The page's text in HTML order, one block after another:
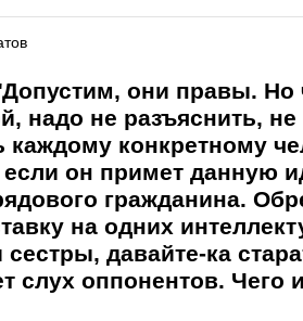
Допустим, они правы. Но
надо не разъяснить, не
каждому конкретному
он примет данную
гражданина.
на одних
сестры, давайте-ка
слух оппонентов. Чего